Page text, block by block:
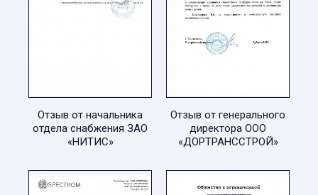
Отзыв от начальника
отдела снабжения ЗАО
«НИТИС»
Отзыв от генерального
директора ООО
«ДОРТРАНССТРОЙ»